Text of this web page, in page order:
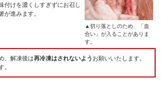
▲切り落としのため、「血
合い」が入ることがありま
す。
付けを濃くしすぎずにお召し
進みます。
、解凍後は再冷凍はされないよう お願いいたします。